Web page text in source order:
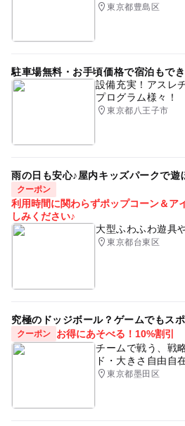
東京都豊島区
駐車場無料・お手頃価格で宿泊もで
設備充実！アスレ
プログラム様々！
東京都八王子市
雨の日も安心♪屋内キッズパークで遊
クーポン
利用時間に関わらずポップコーン＆ア
しみください♪
大型ふわふわ遊具
東京都台東区
究極のドッジボール？ゲームでもス
クーポン
お得にあそべる！10%割引
チームで戦う、戦
ド・大きさ自由自
東京都墨田区